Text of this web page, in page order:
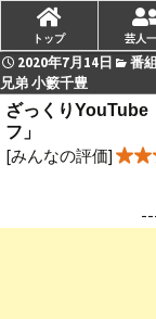
2020年7月14日 番
兄弟 小籔千豊
ざっくり
フ」
[みんなの評価]
トップ 芸人